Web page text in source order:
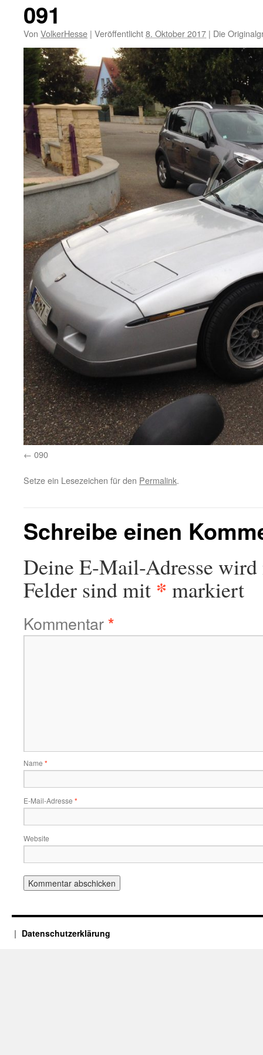
091
Von VolkerHesse | Veröffentlicht8. Oktober 2017 | Die
090
Setze ein Lesezeichen für den Permalink.
Schreibe einen
Deine E-Mail-Adresse
Felder sind mit * markiert
Kommentar*
Name *
E-Mail-Adresse *
Website
Datenschutzerklärung